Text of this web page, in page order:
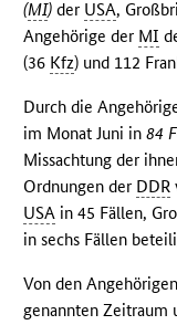
(MI) der USA,
Angehörige der MI
(36 Kfz) und 112
Durch die
im Monat Juni in84
Missachtung der
Ordnungen der DDR
USA in 45 Fällen,
in sechs Fällen
Von den
genannten Zeitraum